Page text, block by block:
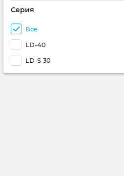
Серия
Все
LD-40
LD-S 30